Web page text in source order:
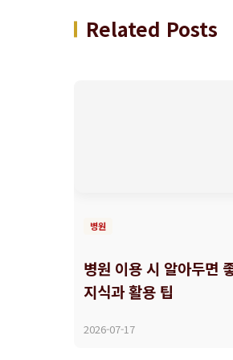
Related Posts
병원
병원 이용 시 알아두면
지식과 활용 팁
2026-07-17